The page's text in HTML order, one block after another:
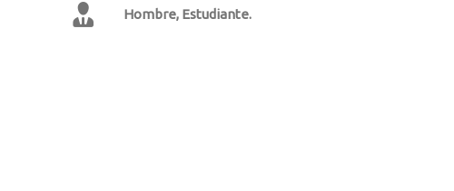
Hombre, Estudiante.